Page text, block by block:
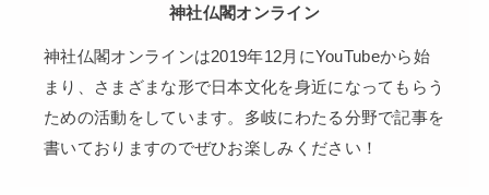
神社仏閣オンライン
神社仏閣オンラインは2019年12月にYouTubeから始
まり、さまざまな形で日本文化を身近になってもらう
ための活動をしています。多岐にわたる分野で記事を
書いておりますのでぜひお楽しみください！